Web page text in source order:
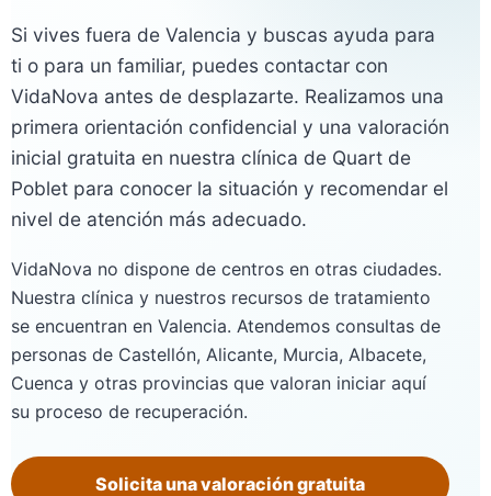
Si vives fuera de Valencia y buscas ayuda para
ti o para un familiar, puedes contactar con
VidaNova antes de desplazarte. Realizamos una
primera orientación confidencial y una valoración
inicial gratuita en nuestra clínica de Quart de
Poblet para conocer la situación y recomendar el
nivel de atención más adecuado.
VidaNova no dispone de centros en otras ciudades.
Nuestra clínica y nuestros recursos de tratamiento
se encuentran en Valencia. Atendemos consultas de
personas de Castellón, Alicante, Murcia, Albacete,
Cuenca y otras provincias que valoran iniciar aquí
su proceso de recuperación.
Solicita una valoración gratuita